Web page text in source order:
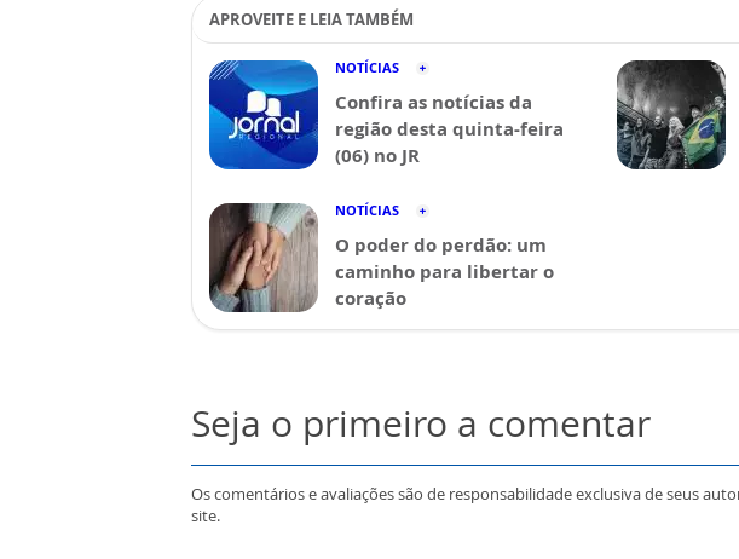
APROVEITE E LEIA TAMBÉM
NOTÍCIAS
Confira as notícias da
região desta quinta-feira
(06) no JR
NOTÍCIAS
O poder do perdão: um
caminho para libertar o
coração
Seja o primeiro a comentar
Os comentários e avaliações são de responsabilidade exclusiva de seus
site.